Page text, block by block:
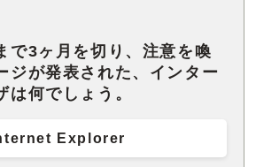
で3ヶ月を切り、注意を喚
ジが発表された、インター
は何でしょう。
Explorer